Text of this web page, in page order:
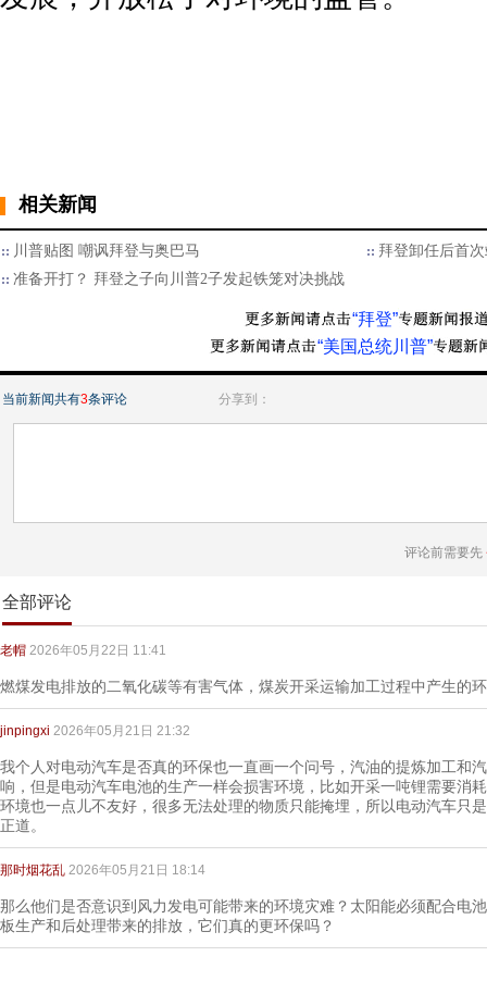
相关新闻
川普贴图 嘲讽拜登与奥巴马
拜登卸任后首
准备开打？ 拜登之子向川普2子发起铁笼对决挑战
“拜登”
“美国总统川普”
当前新闻共有3条评论 分享到：
评论前需要先
全部评论
老帽 2026年05月22日 11:41
燃煤发电排放的二氧化碳等有害气体，煤炭开采运输加工过程中产生的
jinpingxi 2026年05月21日 21:32
我个人对电动汽车是否真的环保也一直画一个问号，汽油的提炼加工和
响，但是电动汽车电池的生产一样会损害环境，比如开采一吨锂需要消
环境也一点儿不友好，很多无法处理的物质只能掩埋，所以电动汽车只
正道。
那时烟花乱 2026年05月21日 18:14
那么他们是否意识到风力发电可能带来的环境灾难？太阳能必须配合电
板生产和后处理带来的排放，它们真的更环保吗？